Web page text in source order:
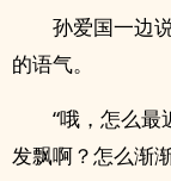
孙爱国一边
的语气。
“哦，怎么
发飘啊？怎么渐